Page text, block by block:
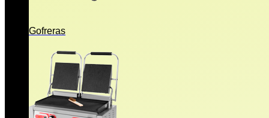
Gofreras